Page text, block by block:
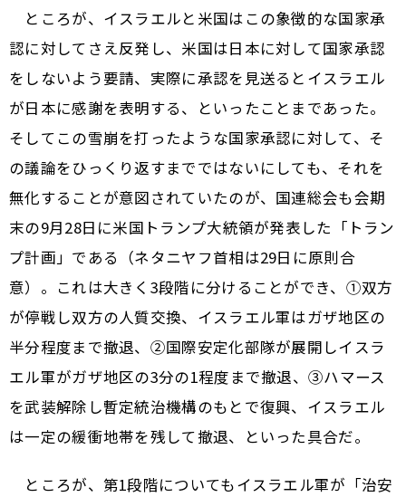
ところが、イスラエルと米国はこの象徴的な国家承
認に対してさえ反発し、米国は日本に対して国家承認
をしないよう要請、実際に承認を見送るとイスラエル
が日本に感謝を表明する、といったことまであった。
そしてこの雪崩を打ったような国家承認に対して、そ
の議論をひっくり返すまでではないにしても、それを
無化することが意図されていたのが、国連総会も会期
末の9月28日に米国トランプ大統領が発表した「トラン
プ計画」である（ネタニヤフ首相は29日に原則合
意）。これは大きく3段階に分けることができ、①双方
が停戦し双方の人質交換、イスラエル軍はガザ地区の
半分程度まで撤退、②国際安定化部隊が展開しイスラ
エル軍がガザ地区の3分の1程度まで撤退、③ハマース
を武装解除し暫定統治機構のもとで復興、イスラエル
は一定の緩衝地帯を残して撤退、といった具合だ。
ところが、第1段階についてもイスラエル軍が「治安